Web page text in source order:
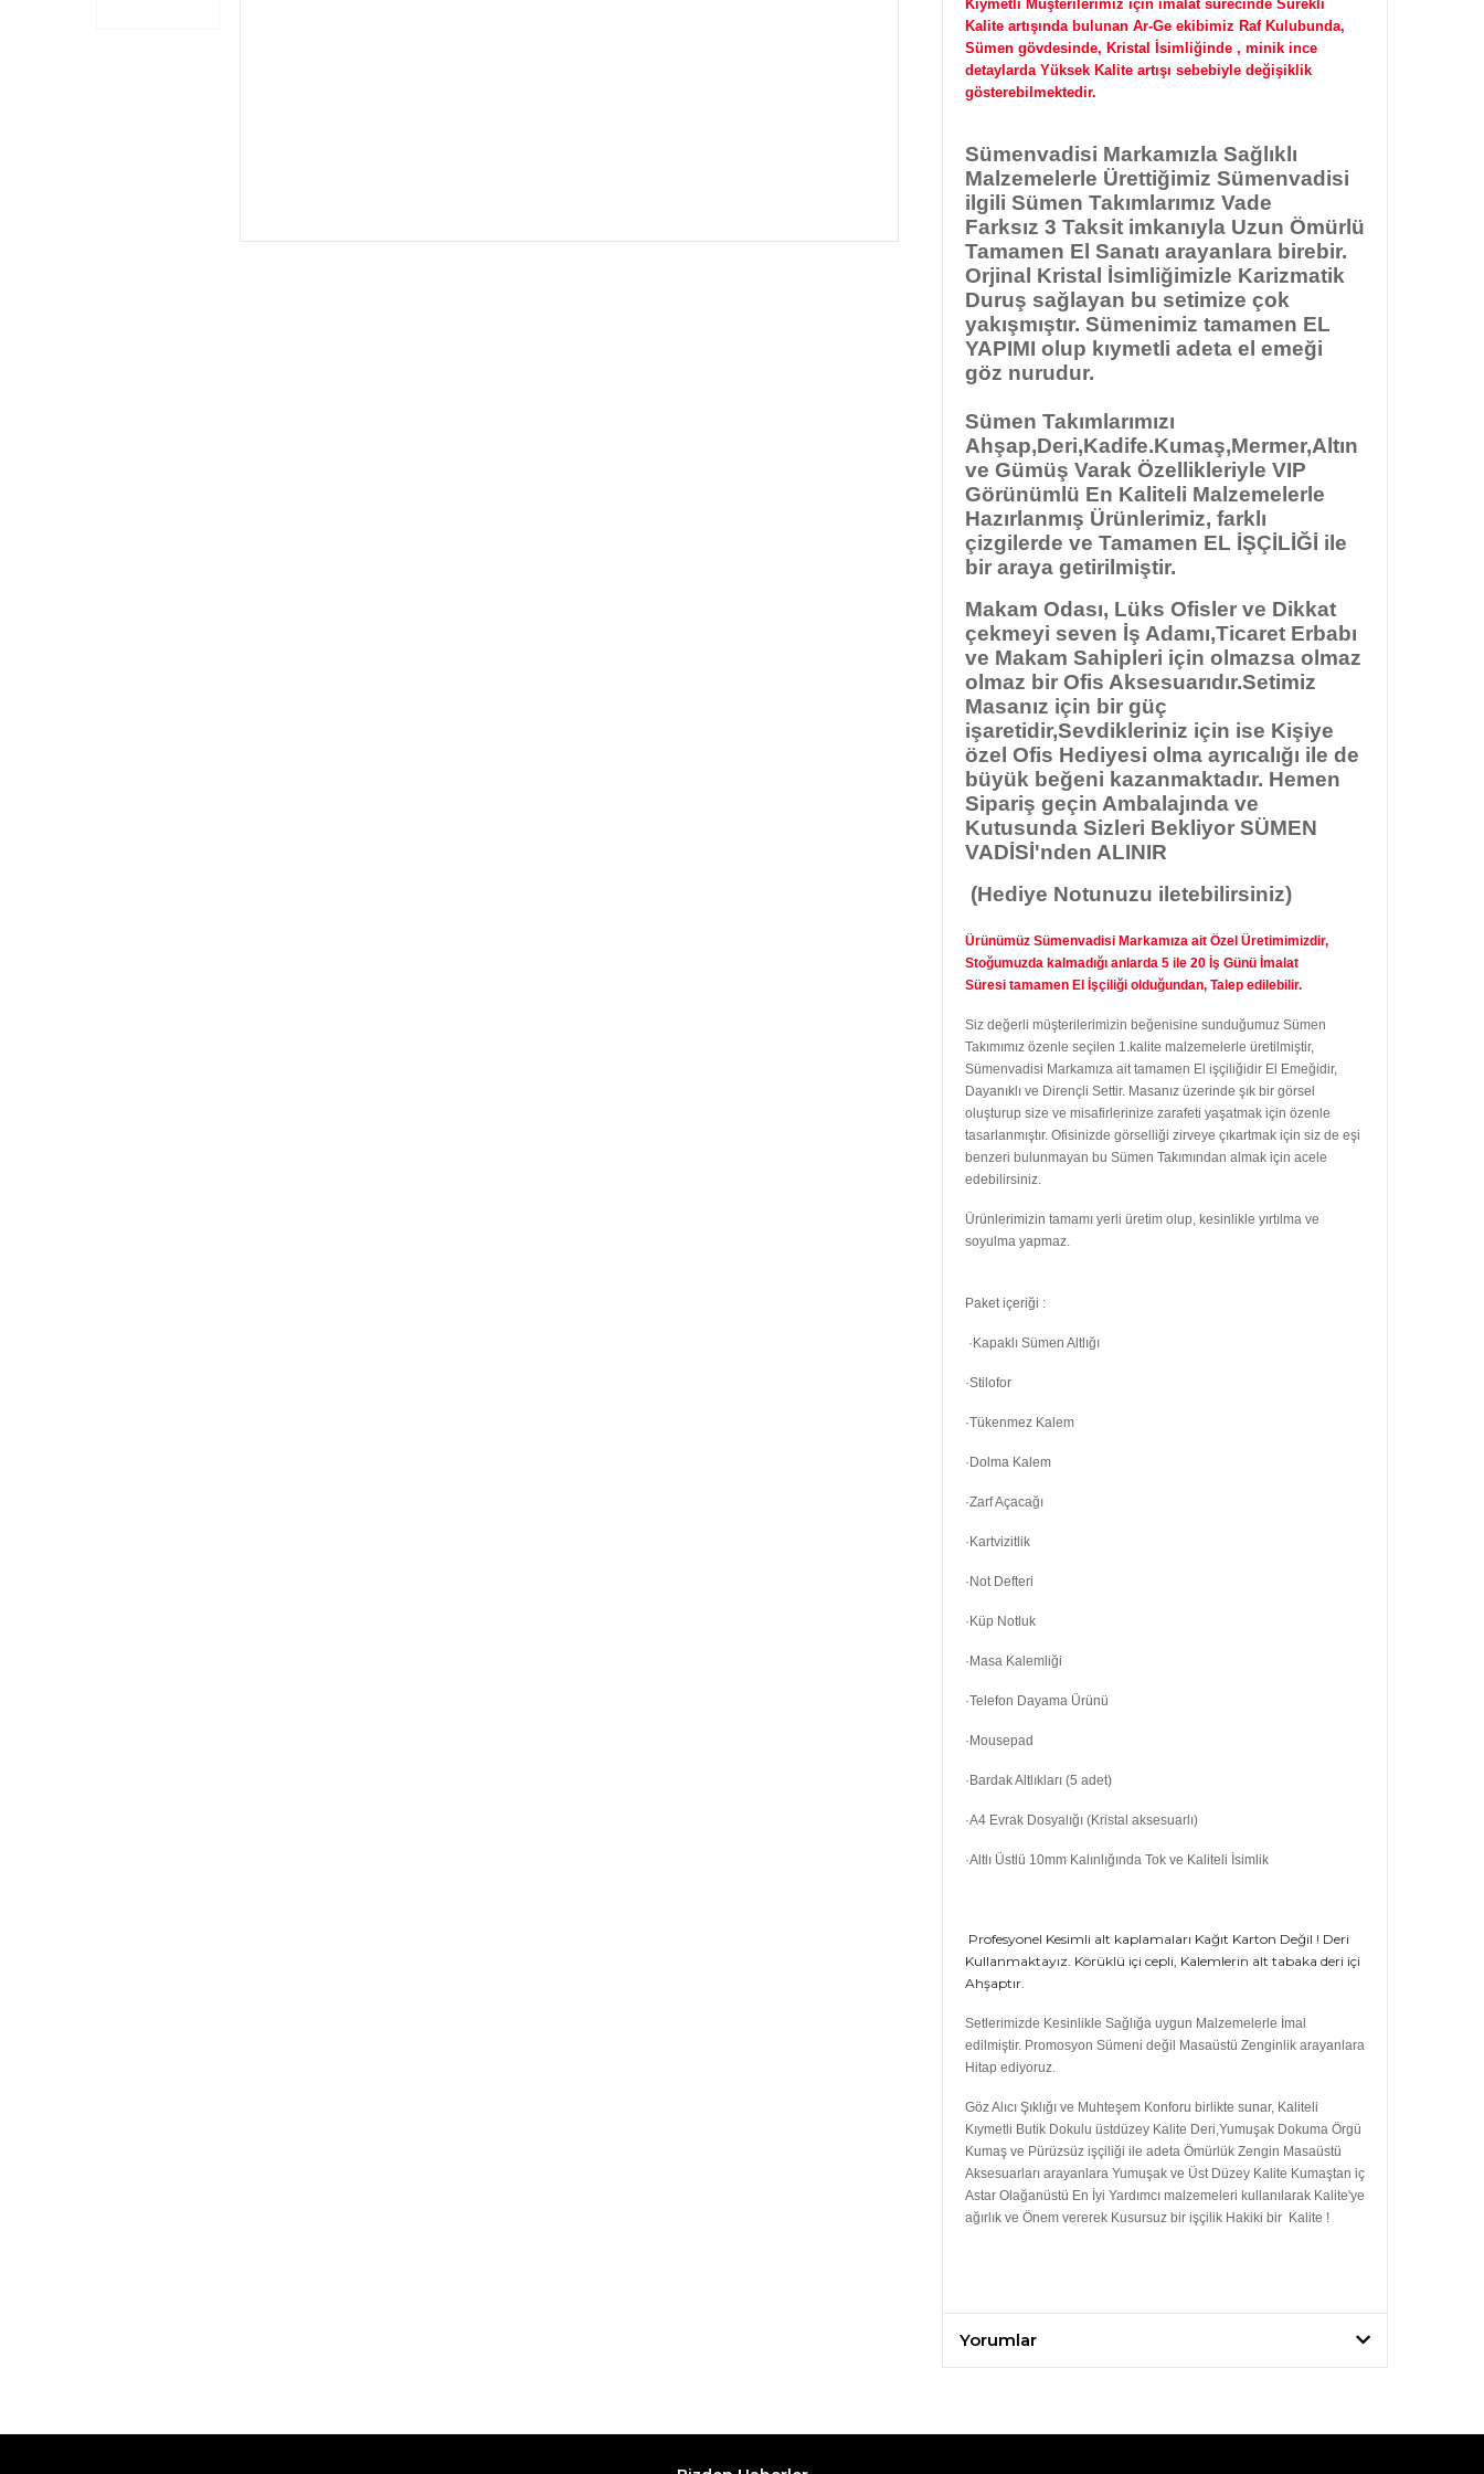
Kıymetli Müşterilerimiz için imalat sürecinde Sürekli
Kalite artışında bulunan Ar-Ge ekibimiz Raf Kulubunda,
Sümen gövdesinde, Kristal İsimliğinde , minik ince
detaylarda Yüksek Kalite artışı sebebiyle değişiklik
gösterebilmektedir.
Sümenvadisi Markamızla Sağlıklı
Malzemelerle Ürettiğimiz Sümenvadisi
ilgili Sümen Takımlarımız Vade
Farksız 3 Taksit imkanıyla Uzun Ömürlü
Tamamen El Sanatı arayanlara birebir.
Orjinal Kristal İsimliğimizle Karizmatik
Duruş sağlayan bu setimize çok
yakışmıştır. Sümenimiz tamamen EL
YAPIMI olup kıymetli adeta el emeği
göz nurudur.
Sümen Takımlarımızı
Ahşap,Deri,Kadife.Kumaş,Mermer,Altın
ve Gümüş Varak Özellikleriyle VIP
Görünümlü En Kaliteli Malzemelerle
Hazırlanmış Ürünlerimiz, farklı
çizgilerde ve Tamamen EL İŞÇİLİĞİ ile
bir araya getirilmiştir.
Makam Odası, Lüks Ofisler ve Dikkat
çekmeyi seven İş Adamı,Ticaret Erbabı
ve Makam Sahipleri için olmazsa olmaz
olmaz bir Ofis Aksesuarıdır.Setimiz
Masanız için bir güç
işaretidir,Sevdikleriniz için ise Kişiye
özel Ofis Hediyesi olma ayrıcalığı ile de
büyük beğeni kazanmaktadır. Hemen
Sipariş geçin Ambalajında ve
Kutusunda Sizleri Bekliyor SÜMEN
VADİSİ'nden ALINIR
(Hediye Notunuzu iletebilirsiniz)
Ürünümüz Sümenvadisi Markamıza ait Özel Üretimimizdir,
Stoğumuzda kalmadığı anlarda 5 ile 20 İş Günü İmalat
Süresi tamamen El İşçiliği olduğundan, Talep edilebilir.
Siz değerli müşterilerimizin beğenisine sunduğumuz Sümen
Takımımız özenle seçilen 1.kalite malzemelerle üretilmiştir,
Sümenvadisi Markamıza ait tamamen El işçiliğidir El Emeğidir,
Dayanıklı ve Dirençli Settir. Masanız üzerinde şık bir görsel
oluşturup size ve misafirlerinize zarafeti yaşatmak için özenle
tasarlanmıştır. Ofisinizde görselliği zirveye çıkartmak için siz de eşi
benzeri bulunmayan bu Sümen Takımından almak için acele
edebilirsiniz.
Ürünlerimizin tamamı yerli üretim olup, kesinlikle yırtılma ve
soyulma yapmaz.
Paket içeriği :
·Kapaklı Sümen Altlığı
·Stilofor
·Tükenmez Kalem
·Dolma Kalem
·Zarf Açacağı
·Kartvizitlik
·Not Defteri
·Küp Notluk
·Masa Kalemliği
·Telefon Dayama Ürünü
·Mousepad
·Bardak Altlıkları (5 adet)
·A4 Evrak Dosyalığı (Kristal aksesuarlı)
·Altlı Üstlü 10mm Kalınlığında Tok ve Kaliteli İsimlik
Profesyonel Kesimli alt kaplamaları Kağıt Karton Değil ! Deri
Kullanmaktayız. Körüklü içi cepli, Kalemlerin alt tabaka deri içi
Ahşaptır.
Setlerimizde Kesinlikle Sağlığa uygun Malzemelerle İmal
edilmiştir. Promosyon Sümeni değil Masaüstü Zenginlik arayanlara
Hitap ediyoruz.
Göz Alıcı Şıklığı ve Muhteşem Konforu birlikte sunar, Kaliteli
Kıymetli Butik Dokulu üstdüzey Kalite Deri,Yumuşak Dokuma Örgü
Kumaş ve Pürüzsüz işçiliği ile adeta Ömürlük Zengin Masaüstü
Aksesuarları arayanlara Yumuşak ve Üst Düzey Kalite Kumaştan iç
Astar Olağanüstü En İyi Yardımcı malzemeleri kullanılarak Kalite'ye
ağırlık ve Önem vererek Kusursuz bir işçilik Hakiki bir Kalite !
Yorumlar